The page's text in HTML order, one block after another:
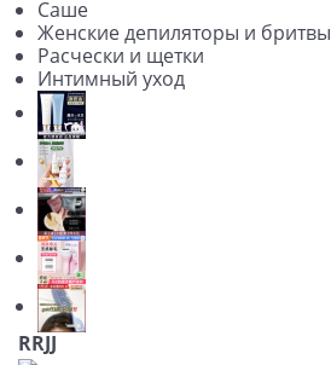
Саше
Женские депиляторы и бритвы
Расчески и щетки
Интимный уход
RRJJ